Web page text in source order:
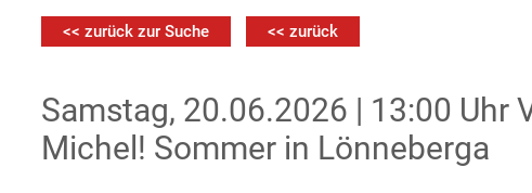
<< zurück zur Suche << zurück
Samstag, 20.06.2026 | 13:00 Uhr
Michel! Sommer in Lönneberga